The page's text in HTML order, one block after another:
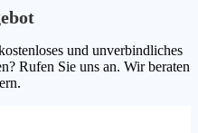
und unverbindliches
Rufen Sie uns an. Wir beraten